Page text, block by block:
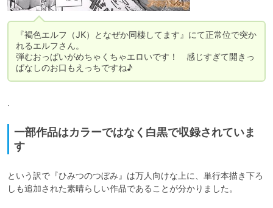
『褐色エルフ（JK）となぜか同棲してます』にて正常位で突か
れるエルフさん。
弾むおっぱいがめちゃくちゃエロいです！　感じすぎて開きっ
ぱなしのお口もえっちですね♪
.
一部作品はカラーではなく白黒で収録されていま
す
という訳で『ひみつのつぼみ』は万人向けな上に、単行本描き下ろ
しも追加された素晴らしい作品であることが分かりました。